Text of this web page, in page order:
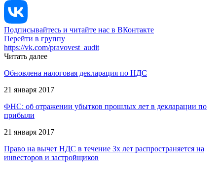
Подписывайтесь и читайте нас в ВКонтакте
Перейти в группу
https://vk.com/pravovest_audit
Читать далее
Обновлена налоговая декларация по НДС
21 января 2017
ФНС: об отражении убытков прошлых лет в декларации по
прибыли
21 января 2017
Право на вычет НДС в течение 3х лет распространяется на
инвесторов и застройщиков